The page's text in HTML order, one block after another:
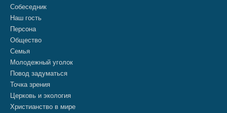
Собеседник
Наш гость
Персона
Общество
Семья
Молодежный уголок
Повод задуматься
Точка зрения
Церковь и экология
Христианство в мире